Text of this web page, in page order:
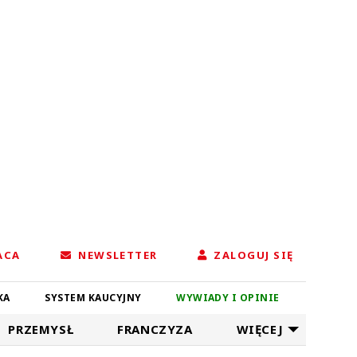
NEWSLETTER ZALOGUJ SIĘ
SYSTEM KAUCYJNY WYWIADY I OPINIE
PRZEMYSŁ FRANCZYZA WIĘCEJ